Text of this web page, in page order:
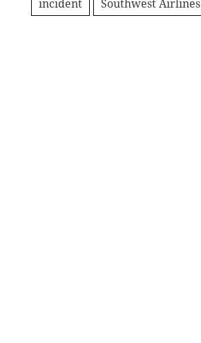
incident
Southwest Airlines